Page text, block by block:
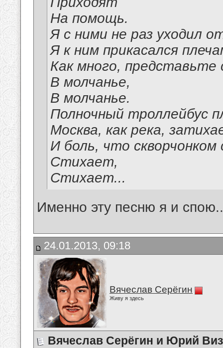
На помощь.
Я с ними не раз уходил
Я к ним прикасался
Как много,
В молчанье,
В молчанье.
Полночный троллейбус
Москва, как река,
И боль, что скворчонком
Стихает,
Стихает...
Именно эту песню я и
24.01.2013, 09:18
Вячеслав Серёгин
Живу я здесь
Вячеслав Серёгин и Юрий